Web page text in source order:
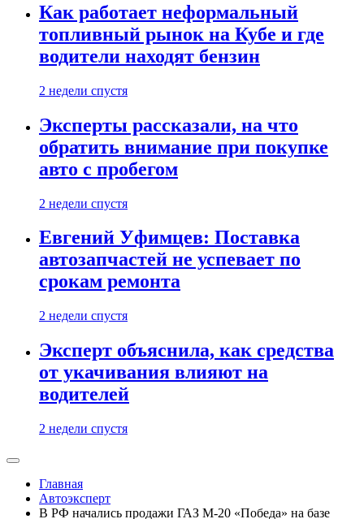
Как работает неформальный
топливный рынок на Кубе и где
водители находят бензин
2 недели спустя
Эксперты рассказали, на что
обратить внимание при покупке
авто с пробегом
2 недели спустя
Евгений Уфимцев: Поставка
автозапчастей не успевает по
срокам ремонта
2 недели спустя
Эксперт объяснила, как средства
от укачивания влияют на
водителей
2 недели спустя
Главная
Автоэксперт
В РФ начались продажи ГАЗ М-20 «Победа» на базе